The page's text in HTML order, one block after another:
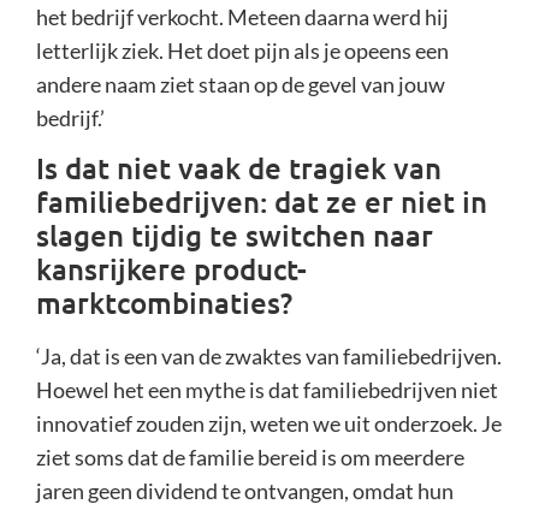
het bedrijf verkocht. Meteen daarna werd hij
letterlijk ziek. Het doet pijn als je opeens een
andere naam ziet staan op de gevel van jouw
bedrijf.’
Is dat niet vaak de tragiek van
familiebedrijven: dat ze er niet in
slagen tijdig te switchen naar
kansrijkere product-
marktcombinaties?
‘Ja, dat is een van de zwaktes van familiebedrijven.
Hoewel het een mythe is dat familiebedrijven niet
innovatief zouden zijn, weten we uit onderzoek. Je
ziet soms dat de familie bereid is om meerdere
jaren geen dividend te ontvangen, omdat hun